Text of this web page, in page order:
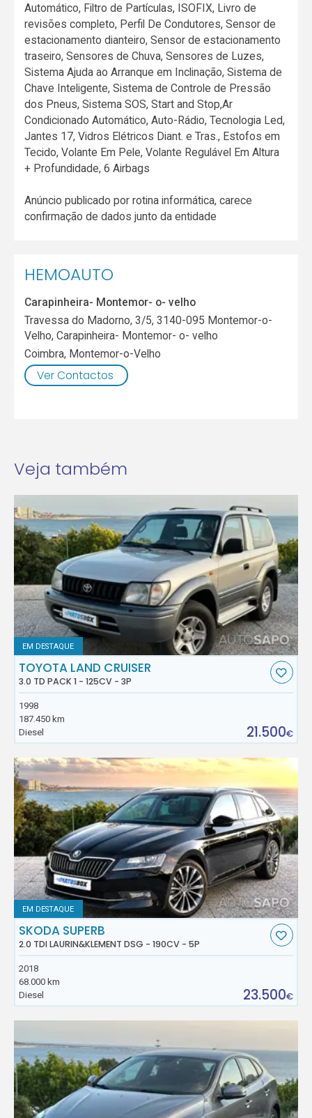
Automático, Filtro de Partículas, ISOFIX, Livro de
revisões completo, Perfil De Condutores, Sensor de
estacionamento dianteiro, Sensor de estacionamento
traseiro, Sensores de Chuva, Sensores de Luzes,
Sistema Ajuda ao Arranque em Inclinação, Sistema de
Chave Inteligente, Sistema de Controle de Pressão
dos Pneus, Sistema SOS, Start and Stop,Ar
Condicionado Automático, Auto-Rádio, Tecnologia Led,
Jantes 17, Vidros Elétricos Diant. e Tras., Estofos em
Tecido, Volante Em Pele, Volante Regulável Em Altura
+ Profundidade, 6 Airbags
Anúncio publicado por rotina informática, carece
confirmação de dados junto da entidade
HEMOAUTO
Carapinheira- Montemor- o- velho
Travessa do Madorno, 3/5, 3140-095 Montemor-o-
Velho, Carapinheira- Montemor- o- velho
Coimbra, Montemor-o-Velho
Ver Contactos
Veja também
EM DESTAQUE
TOYOTA LAND CRUISER
3.0 TD PACK 1 - 125CV - 3P
1998
187.450 km
Diesel
21.500€
EM DESTAQUE
SKODA SUPERB
2.0 TDI LAURIN&KLEMENT DSG - 190CV - 5P
2018
68.000 km
Diesel
23.500€